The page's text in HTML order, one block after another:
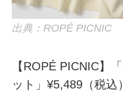
出典：ROPÉ PICNIC
【ROPÉ PICNIC】
ット」¥5,489（税込）